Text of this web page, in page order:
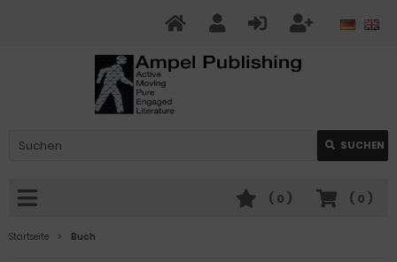
SUCHEN
( 0 )
( 0 )
Startseite Buch